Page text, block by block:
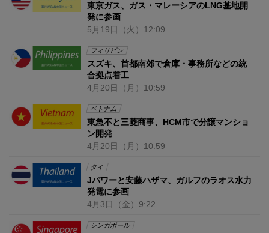
東京ガス、ガス・マレーシアのLNG基地開
発に参画
5月19日 （火） 12:09
フィリピン
スズキ、首都南郊で倉庫・事務所などの統
合拠点着工
4月20日 （月） 10:59
ベトナム
東急不と三菱商事、HCM市で分譲マンショ
ン開発
4月20日 （月） 10:59
タイ
Jパワーと安藤ハザマ、ガルフのラオス水力
発電に参画
4月3日 （金） 9:22
シンガポール